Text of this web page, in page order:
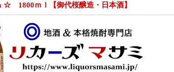
1800ｍｌ【御代桜醸造・日本酒】